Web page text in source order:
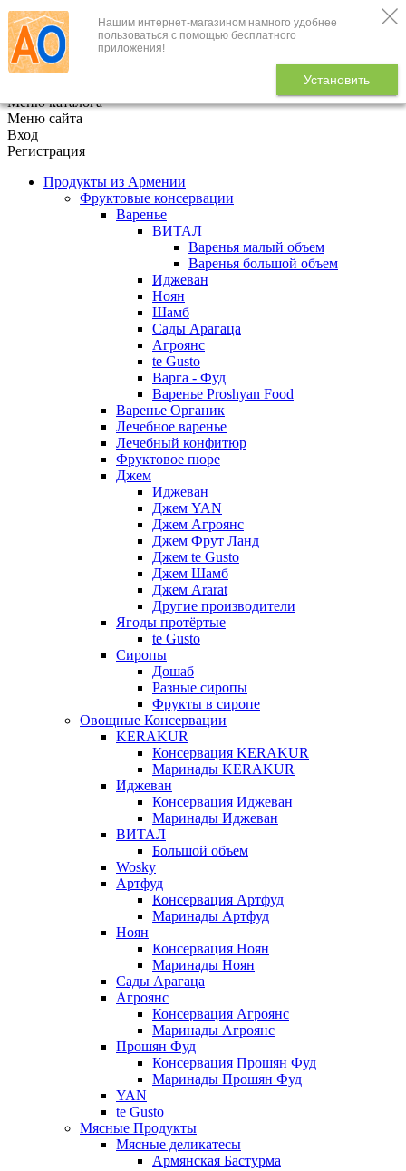
Нашим интернет-магазином намного удобнее
пользоваться с помощью бесплатного
приложения!
Установить
+7 (495) 646-888-1
В корзине
Меню каталога
Меню сайта
Вход
Регистрация
Продукты из Армении
Фруктовые консервации
Варенье
ВИТАЛ
Варенья малый объем
Варенья большой объем
Иджеван
Ноян
Шамб
Сады Арагаца
Агроянс
te Gusto
Варга - Фуд
Варенье Proshyan Food
Варенье Органик
Лечебное варенье
Лечебный конфитюр
Фруктовое пюре
Джем
Иджеван
Джем YAN
Джем Агроянс
Джем Фрут Ланд
Джем te Gusto
Джем Шамб
Джем Ararat
Другие производители
Ягоды протёртые
te Gusto
Сиропы
Дошаб
Разные сиропы
Фрукты в сиропе
Овощные Консервации
KERAKUR
Консервация KERAKUR
Маринады KERAKUR
Иджеван
Консервация Иджеван
Маринады Иджеван
ВИТАЛ
Большой объем
Wosky
Артфуд
Консервация Артфуд
Маринады Артфуд
Ноян
Консервация Ноян
Маринады Ноян
Сады Арагаца
Агроянс
Консервация Агроянс
Маринады Агроянс
Прошян Фуд
Консервация Прошян Фуд
Маринады Прошян Фуд
YAN
te Gusto
Мясные Продукты
Мясные деликатесы
Армянская Бастурма